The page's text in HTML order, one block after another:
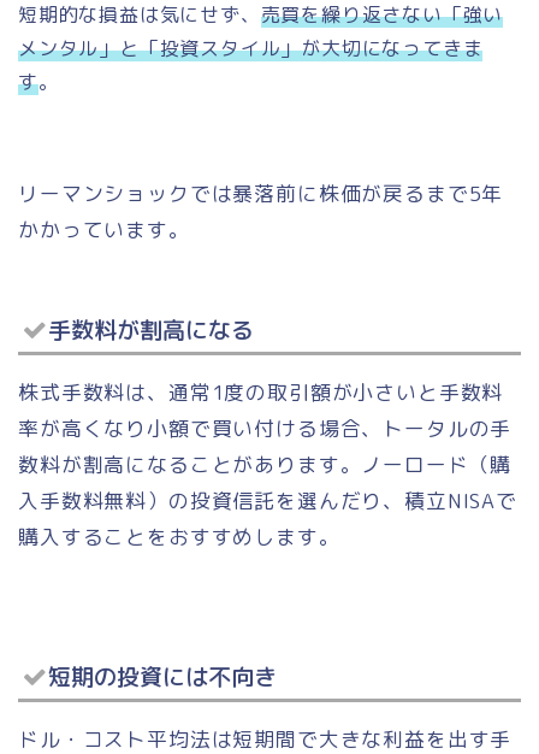
短期的な損益は気にせず、 売買を繰り返さない「強い
メンタル」と「投資スタイル」が大切になってきま
す。
リーマンショックでは暴落前に株価が戻るまで5年
かかっています。
手数料が割高になる
株式手数料は、通常1度の取引額が小さいと手数料
率が高くなり小額で買い付ける場合、トータルの手
数料が割高になることがあります。ノーロード（購
入手数料無料）の投資信託を選んだり、積立NISAで
購入することをおすすめします。
短期の投資には不向き
ドル・コスト平均法は短期間で大きな利益を出す手